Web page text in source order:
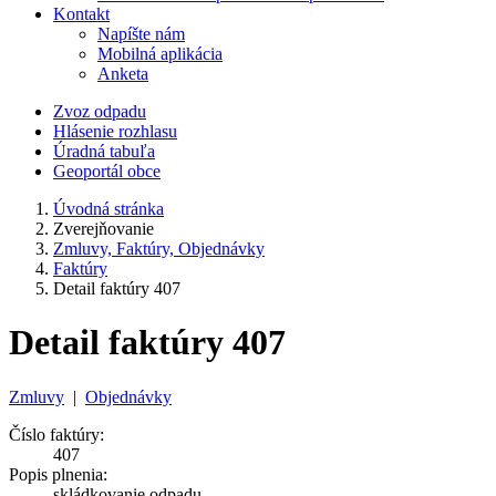
Kontakt
Napíšte nám
Mobilná aplikácia
Anketa
Zvoz odpadu
Hlásenie rozhlasu
Úradná tabuľa
Geoportál obce
Úvodná stránka
Zverejňovanie
Zmluvy, Faktúry, Objednávky
Faktúry
Detail faktúry 407
Detail faktúry 407
Zmluvy | Objednávky
Číslo faktúry:
407
Popis plnenia: